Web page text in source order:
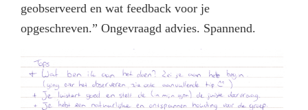
geobserveerd en wat feedback voor je
opgeschreven.” Ongevraagd advies. Spannend.